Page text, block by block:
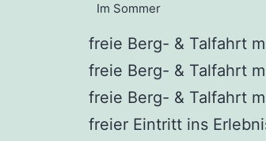
Im Sommer
freie Berg- & Talfahrt
freie Berg- & Talfahrt
freie Berg- & Talfahrt
freier Eintritt ins